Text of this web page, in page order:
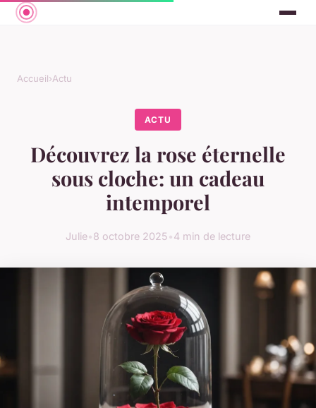
Accueil›Actu
ACTU
Découvrez la rose éternelle
sous cloche: un cadeau
intemporel
Julie•8 octobre 2025•4 min de lecture